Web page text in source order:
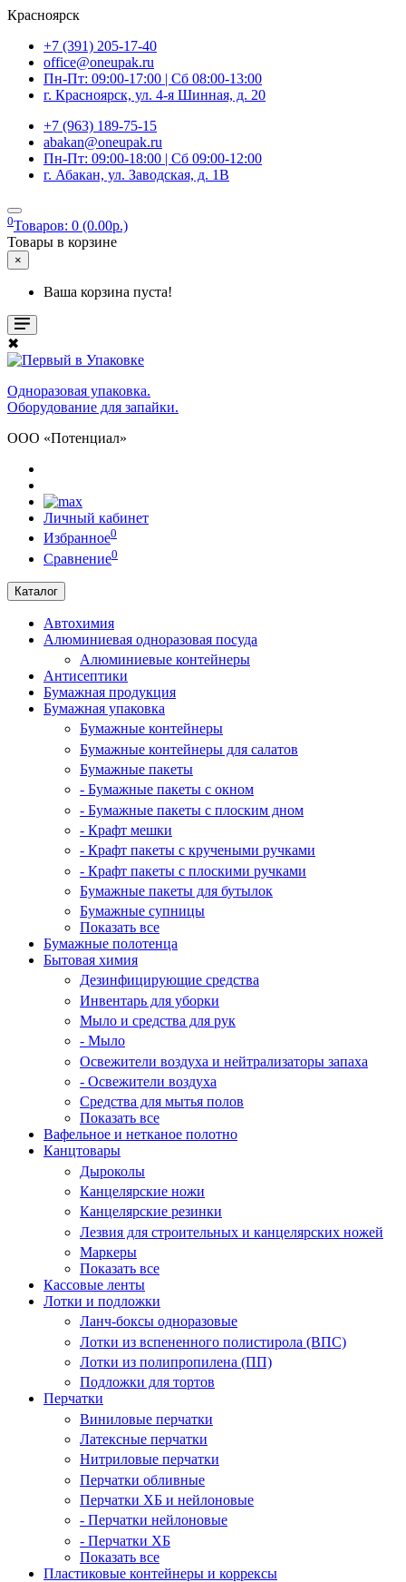
Красноярск
+7 (391) 205-17-40
office@oneupak.ru
Пн-Пт: 09:00-17:00 | Сб 08:00-13:00
г. Красноярск, ул. 4-я Шинная, д. 20
+7 (963) 189-75-15
abakan@oneupak.ru
Пн-Пт: 09:00-18:00 | Сб 09:00-12:00
г. Абакан, ул. Заводская, д. 1В
0Товаров: 0 (0.00р.)
Товары в корзине
×
Ваша корзина пуста!
✖
Одноразовая упаковка.
Оборудование для запайки.
ООО «Потенциал»
Личный кабинет
Избранное0
Сравнение0
Каталог
Автохимия
Алюминиевая одноразовая посуда
Алюминиевые контейнеры
Антисептики
Бумажная продукция
Бумажная упаковка
Бумажные контейнеры
Бумажные контейнеры для салатов
Бумажные пакеты
- Бумажные пакеты с окном
- Бумажные пакеты с плоским дном
- Крафт мешки
- Крафт пакеты с кручеными ручками
- Крафт пакеты с плоскими ручками
Бумажные пакеты для бутылок
Бумажные супницы
Показать все
Бумажные полотенца
Бытовая химия
Дезинфицирующие средства
Инвентарь для уборки
Мыло и средства для рук
- Мыло
Освежители воздуха и нейтрализаторы запаха
- Освежители воздуха
Средства для мытья полов
Показать все
Вафельное и нетканое полотно
Канцтовары
Дыроколы
Канцелярские ножи
Канцелярские резинки
Лезвия для строительных и канцелярских ножей
Маркеры
Показать все
Кассовые ленты
Лотки и подложки
Ланч-боксы одноразовые
Лотки из вспененного полистирола (ВПС)
Лотки из полипропилена (ПП)
Подложки для тортов
Перчатки
Виниловые перчатки
Латексные перчатки
Нитриловые перчатки
Перчатки обливные
Перчатки ХБ и нейлоновые
- Перчатки нейлоновые
- Перчатки ХБ
Показать все
Пластиковые контейнеры и коррексы